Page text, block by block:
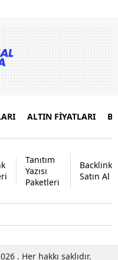
ALTIN FİYATLARI
Tanıtım
Yazısı
Paketleri
Backlink
Satın Al
. Her hakkı saklıdır.